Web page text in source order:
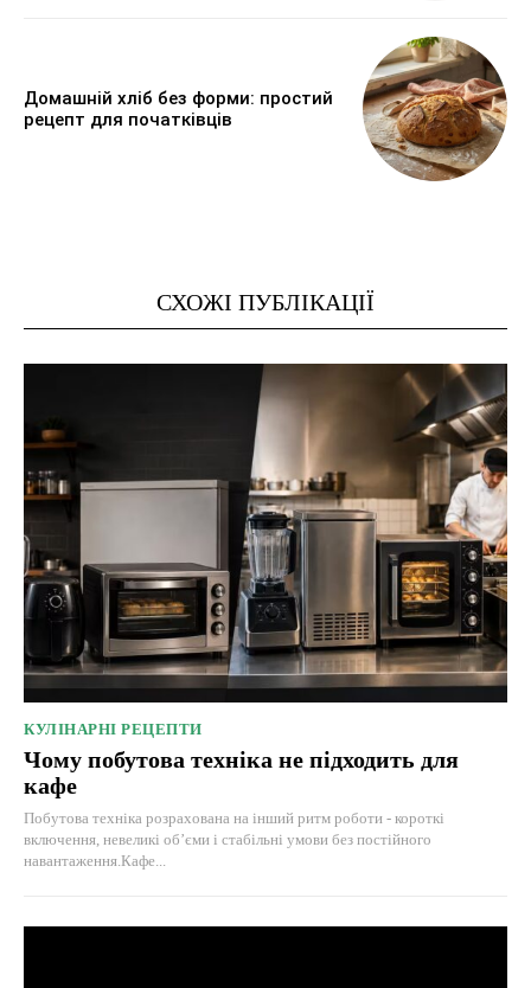
Домашній хліб без форми: простий
рецепт для початківців
СХОЖІ ПУБЛІКАЦІЇ
КУЛІНАРНІ РЕЦЕПТИ
Чому побутова техніка не підходить для
кафе
Побутова техніка розрахована на інший ритм роботи - короткі
включення, невеликі об’єми і стабільні умови без постійного
навантаження.Кафе...